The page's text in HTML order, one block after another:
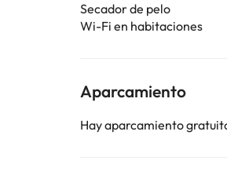
Secador de pelo
Wi-Fi en habitaciones
Aparcamiento
Hay aparcamiento